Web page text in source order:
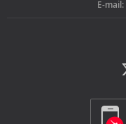
E-mail: